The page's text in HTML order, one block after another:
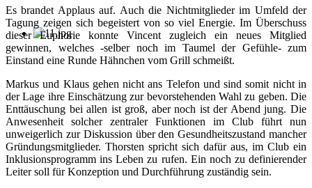
Es brandet Applaus auf. Auch die Nichtmitglieder im Umfeld der
Tagung zeigen sich begeistert von so viel Energie. Im Überschuss
dieser Euphorie konnte Vincent zugleich ein neues Mitglied
gewinnen, welches -selber noch im Taumel der Gefühle- zum
Einstand eine Runde Hähnchen vom Grill schmeißt.
Markus und Klaus gehen nicht ans Telefon und sind somit nicht in
der Lage ihre Einschätzung zur bevorstehenden Wahl zu geben. Die
Enttäuschung bei allen ist groß, aber noch ist der Abend jung. Die
Anwesenheit solcher zentraler Funktionen im Club führt nun
unweigerlich zur Diskussion über den Gesundheitszustand mancher
Gründungsmitglieder. Thorsten spricht sich dafür aus, im Club ein
Inklusionsprogramm ins Leben zu rufen. Ein noch zu definierender
Leiter soll für Konzeption und Durchführung zuständig sein.